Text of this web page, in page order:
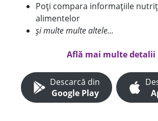
Poți compara informațiile
alimentelor
și multe multe altele...
Află mai multe detalii
Descarcă din
Google Play